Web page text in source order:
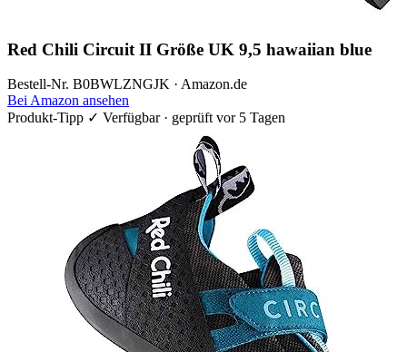
Red Chili Circuit II Größe UK 9,5 hawaiian blue
Bestell-Nr. B0BWLZNGJK · Amazon.de
Bei Amazon ansehen
Produkt-Tipp ✓ Verfügbar · geprüft vor 5 Tagen